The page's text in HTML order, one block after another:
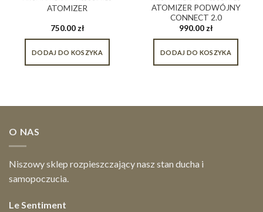
ATOMIZER
750.00zł
DODAJ DO KOSZYKA
ATOMIZER PODWÓJNY
CONNECT 2.0
990.00zł
DODAJ DO KOSZYKA
O NAS
Niszowy sklep rozpieszczający nasz stan ducha i
samopoczucia.
Le Sentiment